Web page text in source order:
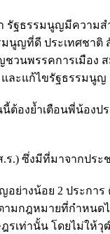
รัฐธรรมนูญมีความส
มนูญที่ดี ประเทศชา
ชวนพรรคการเมือ
และแก้ไขรัฐธรรม
ต้องย้ำเตือนพี่น้อง
.ร.) ซึ่งมีที่มาจากประ
ย่างน้อย 2 ประกา
มกฎหมายที่กำหนด
รเท่านั้น โดยไม่ให้